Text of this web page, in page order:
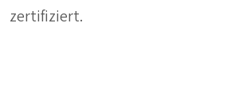
zertifiziert.